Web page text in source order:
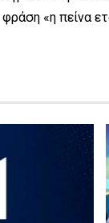
φράση «η πείνα